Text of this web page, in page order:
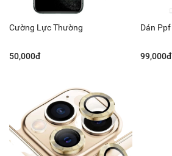
Cường Lực Thường
50,000đ
Dán Ppf
99,000đ